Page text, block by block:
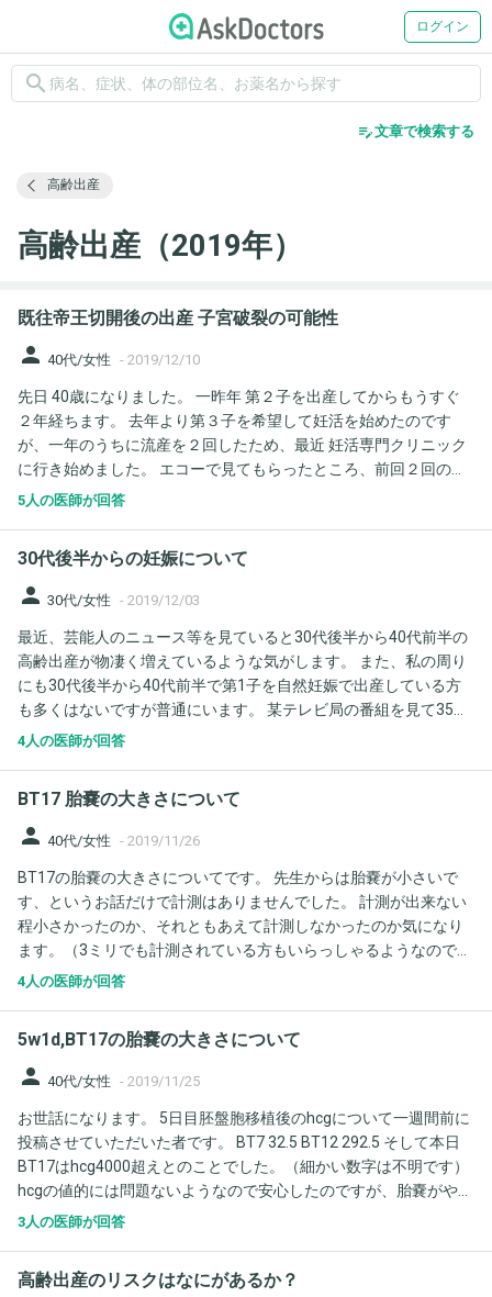
ログイン
search
edit_note文章で検索する
高齢出産
高齢出産（2019年）
既往帝王切開後の出産 子宮破裂の可能性
person 40代/女性 - 2019/12/10
先日 40歳になりました。 一昨年 第２子を出産してからもうすぐ
２年経ちます。 去年より第３子を希望して妊活を始めたのです
が、一年のうちに流産を２回したため、最近 妊活専門クリニック
に行き始めました。 エコーで見てもらったところ、前回２回の帝
王切開の部分が薄くなっていて 次の妊娠中 子宮破裂の確率が少し
のでしょうか？ 前回２回の妊娠中は特に目立つトラブルは無かっ
たのですが、現在40歳ということで 子宮破裂を含め 早産などのト
5人の医師が回答
30代後半からの妊娠について
person 30代/女性 - 2019/12/03
最近、芸能人のニュース等を見ていると30代後半から40代前半の
高齢出産が物凄く増えているような気がします。 また、私の周り
にも30代後半から40代前半で第1子を自然妊娠で出産している方
も多くはないですが普通にいます。 某テレビ局の番組を見て35歳
までに出産しないと、卵子が老化すると言われていますが、あれ
は違うのでしょうか。 戦時中は、50近くまで子供を産んでいたの
に今は35歳までというのは変な気がします。 産めない人は20代で
産めるという認識で合ってますか。
4人の医師が回答
BT17 胎嚢の大きさについて
person 40代/女性 - 2019/11/26
BT17の胎嚢の大きさについてです。 先生からは胎嚢が小さいで
す、というお話だけで計測はありませんでした。 計測が出来ない
程小さかったのか、それともあえて計測しなかったのか気になり
ます。（3ミリでも計測されている方もいらっしゃるようなのです
がエコー的に計測不可能な数値はどれくらいなのでしょうか）
4人の医師が回答
5w1d,BT17の胎嚢の大きさについて
person 40代/女性 - 2019/11/25
お世話になります。 5日目胚盤胞移植後のhcgについて一週間前に
投稿させていただいた者です。 BT7 32.5 BT12 292.5 そして本日
BT17はhcg4000超えとのことでした。（細かい数字は不明です）
hcgの値的には問題ないようなので安心したのですが、胎嚢がやは
り小さいとお話があり、本来あるはずの計測はしてもらえません
かは私の年齢に関係してくるというようなお話があったのです
3人の医師が回答
高齢出産のリスクはなにがあるか？